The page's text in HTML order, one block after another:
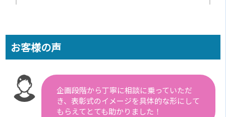
お客様の声
企画段階から丁寧に相談に乗っていただ
き、表彰式のイメージを具体的な形にして
もらえてとても助かりました！